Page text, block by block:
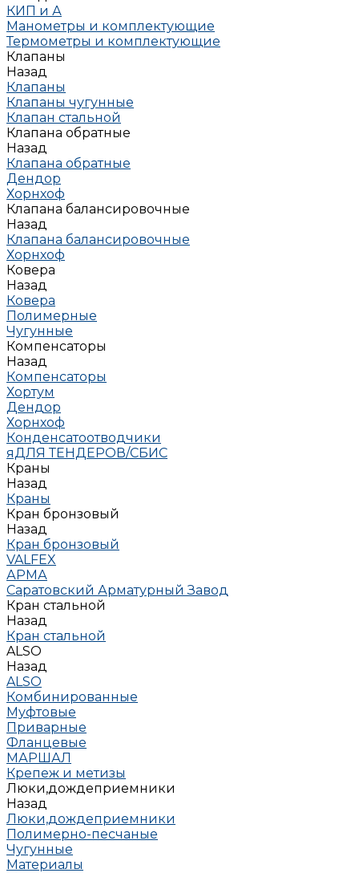
КИП и А
Манометры и комплектующие
Термометры и комплектующие
Клапаны
Назад
Клапаны
Клапаны чугунные
Клапан стальной
Клапана обратные
Назад
Клапана обратные
Дендор
Хорнхоф
Клапана балансировочные
Назад
Клапана балансировочные
Хорнхоф
Ковера
Назад
Ковера
Полимерные
Чугунные
Компенсаторы
Назад
Компенсаторы
Хортум
Дендор
Хорнхоф
Конденсатоотводчики
яДЛЯ ТЕНДЕРОВ/СБИС
Краны
Назад
Краны
Кран бронзовый
Назад
Кран бронзовый
VALFEX
АРМА
Саратовский Арматурный Завод
Кран стальной
Назад
Кран стальной
ALSO
Назад
ALSO
Комбинированные
Муфтовые
Приварные
Фланцевые
МАРШАЛ
Крепеж и метизы
Люки,дождеприемники
Назад
Люки,дождеприемники
Полимерно-песчаные
Чугунные
Материалы